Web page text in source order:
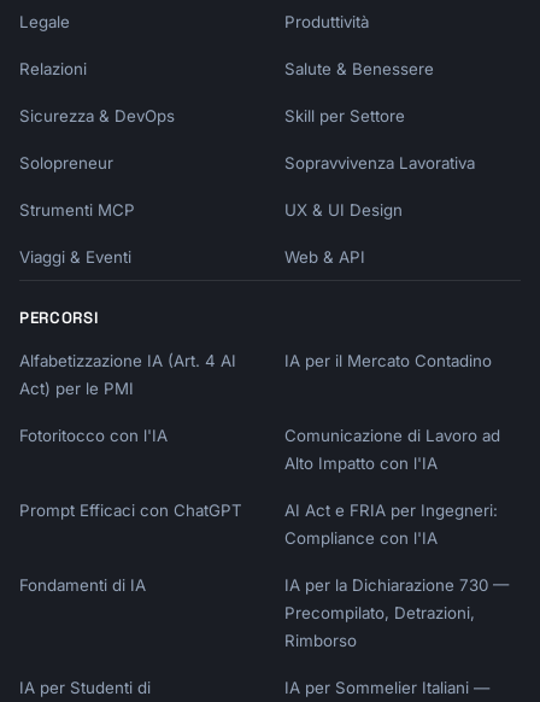
## Security
# Non-root user
appuser -G appgroup
# docker run --read-only myapp
# Drop capabilities
# docker run --cap-drop ALL myapp
When you describe your containerization
needs, I'll help implement them.
Legale Produttività
Relazioni Salute & Benessere
Sicurezza & DevOps Skill per Settore
Solopreneur Sopravvivenza Lavorativa
Strumenti MCP UX & UI Design
Viaggi & Eventi Web & API
PERCORSI
Alfabetizzazione IA (Art. 4 AI
Act) per le PMI
IA per il Mercato Contadino
Fotoritocco con l'IA
Comunicazione di Lavoro ad
Alto Impatto con l'IA
Prompt Efficaci con ChatGPT
AI Act e FRIA per Ingegneri:
Compliance con l'IA
Fondamenti di IA
IA per la Dichiarazione 730 —
Precompilato, Detrazioni,
Rimborso
IA per Studenti di
IA per Sommelier Italiani —